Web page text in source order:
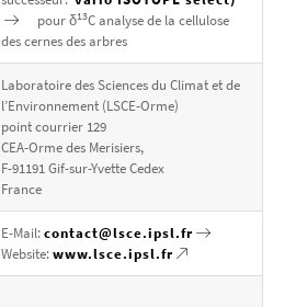
pour δ13C analyse de la cellulose
des cernes des arbres
Laboratoire des Sciences du Climat et de
l’Environnement (LSCE-Orme)
point courrier 129
CEA-Orme des Merisiers,
F-91191 Gif-sur-Yvette Cedex
France
E-Mail:contact@lsce.ipsl.fr
Website:www.lsce.ipsl.fr